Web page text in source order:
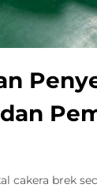
cakera brek